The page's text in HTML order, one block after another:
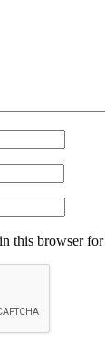
this browser